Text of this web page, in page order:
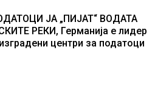
ЈА „ПИЈАТ“ ВОДАТА
РЕКИ, Германија е лидер
центри за податоци